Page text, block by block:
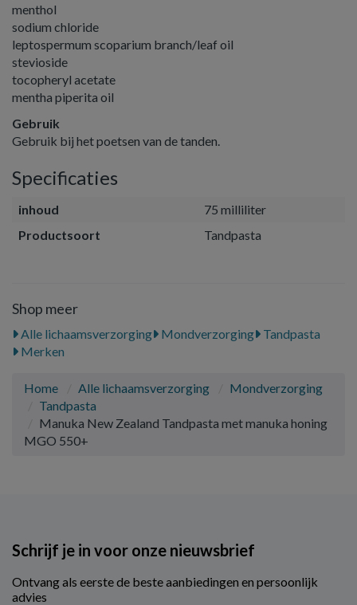
menthol
sodium chloride
leptospermum scoparium branch/leaf oil
stevioside
tocopheryl acetate
mentha piperita oil
Gebruik
Gebruik bij het poetsen van de tanden.
Specificaties
inhoud
75 milliliter
Productsoort
Tandpasta
Shop meer
Alle lichaamsverzorging Mondverzorging
Tandpasta
Merken
Home Alle lichaamsverzorging
Mondverzorging
Tandpasta
Manuka New Zealand Tandpasta met manuka honing
MGO 550+
Schrijf je in voor onze nieuwsbrief
Ontvang als eerste de beste aanbiedingen en persoonlijk
advies